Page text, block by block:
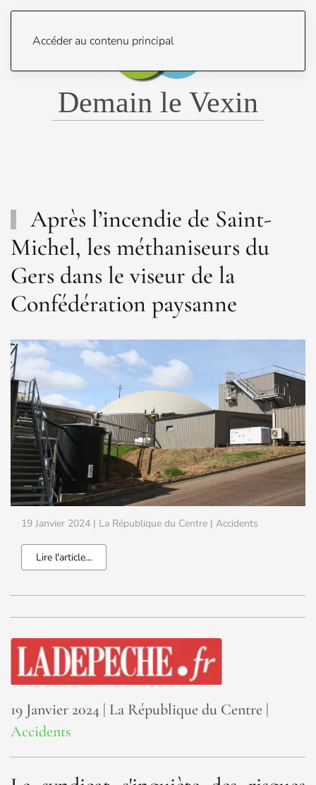
Accéder au contenu principal
Demain le Vexin
Après l’incendie de Saint-
Michel, les méthaniseurs du
Gers dans le viseur de la
Confédération paysanne
19 Janvier 2024 | La République du Centre | Accidents
Lire l'article...
19 Janvier 2024 | La République du Centre |
Accidents